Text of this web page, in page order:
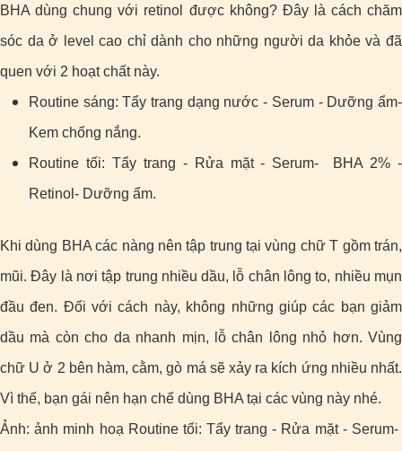
BHA dùng chung với retinol được không? Đây là cách chăm
sóc da ở level cao chỉ dành cho những người da khỏe và đã
quen với 2 hoạt chất này.
Routine sáng: Tẩy trang dạng nước - Serum - Dưỡng ẩm-
Kem chống nắng.
Routine tối: Tẩy trang - Rửa mặt - Serum- BHA 2% -
Retinol- Dưỡng ẩm.
Khi dùng BHA các nàng nên tập trung tại vùng chữ T gồm trán,
mũi. Đây là nơi tập trung nhiều dầu, lỗ chân lông to, nhiều mụn
đầu đen. Đối với cách này, không những giúp các bạn giảm
dầu mà còn cho da nhanh mịn, lỗ chân lông nhỏ hơn. Vùng
chữ U ở 2 bên hàm, cằm, gò má sẽ xảy ra kích ứng nhiều nhất.
Vì thế, bạn gái nên hạn chế dùng BHA tại các vùng này nhé.
Ảnh: ảnh minh hoạ Routine tối: Tẩy trang - Rửa mặt - Serum-